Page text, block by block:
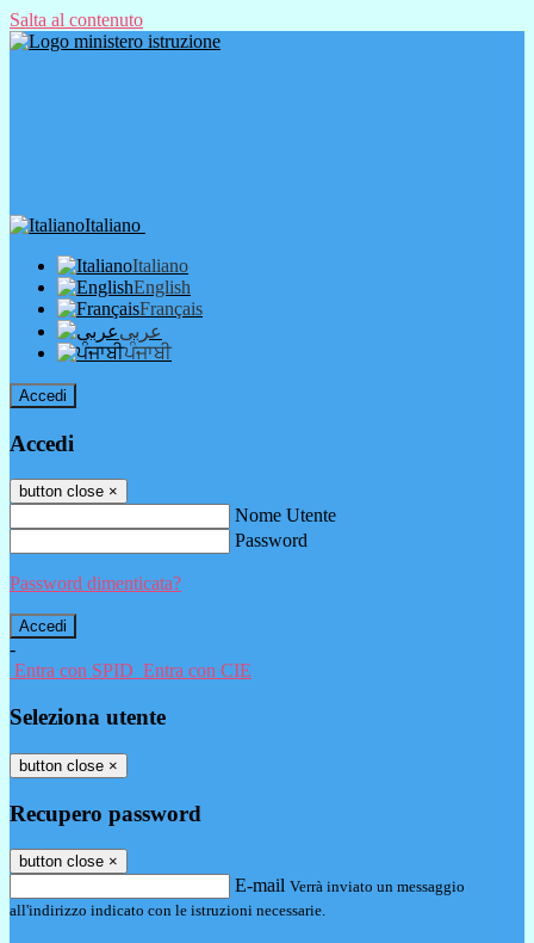
Salta al contenuto
Italiano
Italiano
English
Français
عربى
ਪੰਜਾਬੀ
Accedi
Accedi
button close ×
Nome Utente
Password
Password dimenticata?
-
Entra con SPID Entra con CIE
Seleziona utente
button close ×
Recupero password
button close ×
E-mail Verrà inviato un messaggio
all'indirizzo indicato con le istruzioni necessarie.